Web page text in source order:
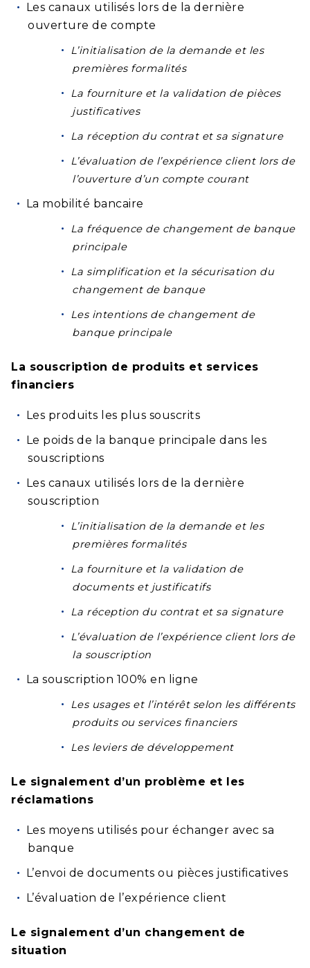
Les canaux utilisés lors de la dernière
ouverture de compte
L’initialisation de la demande et les
premières formalités
La fourniture et la validation de pièces
justificatives
La réception du contrat et sa signature
L’évaluation de l’expérience client lors de
l’ouverture d’un compte courant
La mobilité bancaire
La fréquence de changement de banque
principale
La simplification et la sécurisation du
changement de banque
Les intentions de changement de
banque principale
La souscription de produits et services
financiers
Les produits les plus souscrits
Le poids de la banque principale dans les
souscriptions
Les canaux utilisés lors de la dernière
souscription
L’initialisation de la demande et les
premières formalités
La fourniture et la validation de
documents et justificatifs
La réception du contrat et sa signature
L’évaluation de l’expérience client lors de
la souscription
La souscription 100% en ligne
Les usages et l’intérêt selon les différents
produits ou services financiers
Les leviers de développement
Le signalement d’un problème et les
réclamations
Les moyens utilisés pour échanger avec sa
banque
L’envoi de documents ou pièces justificatives
L’évaluation de l’expérience client
Le signalement d’un changement de
situation